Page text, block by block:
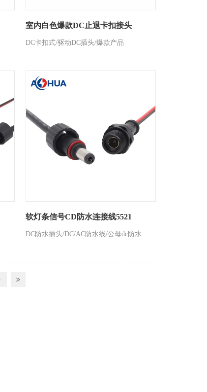
室内白色爆款DC止退卡扣接头
DC卡扣式/驱动DC插头/爆款产品
软灯条信号CD防水连接线5521
DC防水插头/DC/AC防水线/公母dc防水